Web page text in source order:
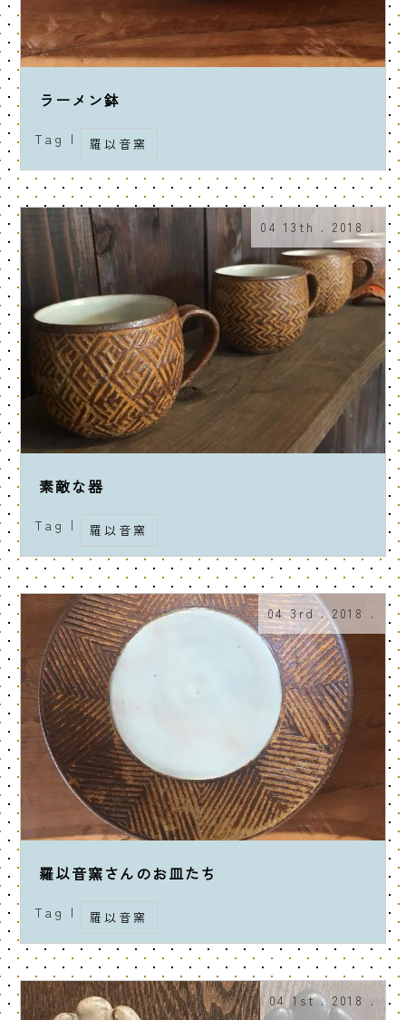
ラーメン鉢
Tag | 羅以音窯
04 13th . 2018 .
素敵な器
Tag | 羅以音窯
04 3rd . 2018 .
羅以音窯さんのお皿たち
Tag | 羅以音窯
04 1st . 2018 .